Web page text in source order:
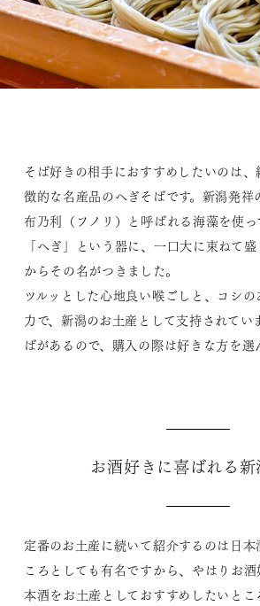
そば好きの相手におすすめしたいのは
徴的な名産品のへぎそばです。新潟発祥
布乃利（フノリ）と呼ばれる海藻を使っ
「へぎ」という器に、一口大に束ねて
からその名がつきました。
ツルッとした心地良い喉ごしと、コシ
力で、新潟のお土産として支持されてい
ばがあるので、購入の際は好きな方を選
お酒好きに喜ばれる新
定番のお土産に続いて紹介するのは日本
ころとしても有名ですから、やはりお酒
本酒をお土産としておすすめしたいと